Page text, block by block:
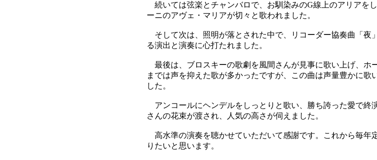
続いては弦楽とチャンバロで、お馴染みのG線上のアリアを
ーニのアヴェ・マリアが切々と歌われました。
そして次は、照明が落とされた中で、リコーダー協奏曲「夜
る演出と演奏に心打たれました。
最後は、ブロスキーの歌劇を風間さんが見事に歌い上げ、ホ
までは声を抑えた歌が多かったですが、この曲は声量豊かに
した。
アンコールにヘンデルをしっとりと歌い、勝ち誇った愛で終
さんの花束が渡され、人気の高さが伺えました。
高水準の演奏を聴かせていただいて感謝です。これから毎年
りたいと思います。